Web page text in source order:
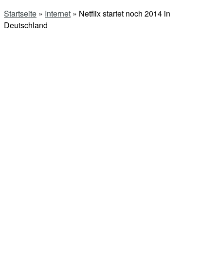
Startseite » Internet » Netflix startet noch 2014 in
Deutschland